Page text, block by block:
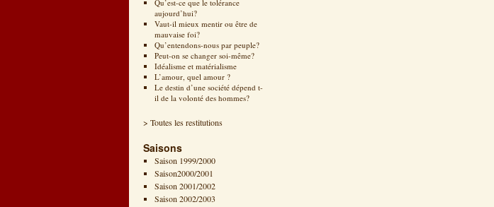
Qu’est-ce que le tolérance
aujourd’hui?
Vaut-il mieux mentir ou être de
mauvaise foi?
Qu’entendons-nous par peuple?
Peut-on se changer soi-même?
Idéalisme et matérialisme
L’amour, quel amour ?
Le destin d’une société dépend t-
il de la volonté des hommes?
> Toutes les restitutions
Saisons
Saison 1999/2000
Saison2000/2001
Saison 2001/2002
Saison 2002/2003